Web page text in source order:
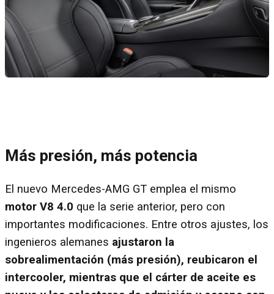
Más presión, más potencia
El nuevo Mercedes-AMG GT emplea el mismo
motor V8 4.0 que la serie anterior, pero con
importantes modificaciones. Entre otros ajustes, los
ingenieros alemanes ajustaron la
sobrealimentación (más presión), reubicaron el
intercooler, mientras que el cárter de aceite es